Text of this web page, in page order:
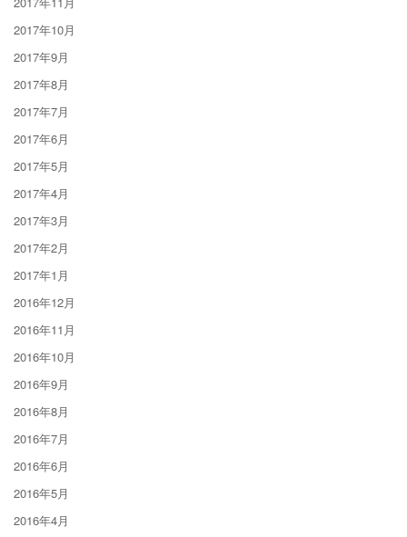
2017年10月
2017年9月
2017年8月
2017年7月
2017年6月
2017年5月
2017年4月
2017年3月
2017年2月
2017年1月
2016年12月
2016年11月
2016年10月
2016年9月
2016年8月
2016年7月
2016年6月
2016年5月
2016年4月